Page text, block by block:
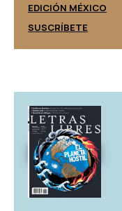
EDICIÓN MÉXICO
SUSCRÍBETE